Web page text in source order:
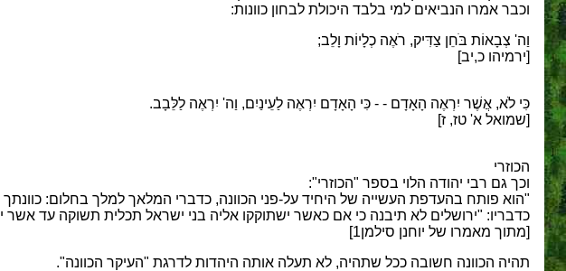
וכבר אמרו הנביאים למי בלבד היכולת לבחון כוונות:
וַה' צְבָאוֹת בֹּחֵן צַדִּיק, רֹאֶה כְלָיוֹת וָלֵב;
[ירמיהו כ,יב]
כִּי לֹא, אֲשֶׁר יִרְאֶה הָאָדָם - - כִּי הָאָדָם יִרְאֶה לַעֵינַיִם, וַה' יִרְאֶה לַלֵּבָב.
[שמואל א' טז, ז]
הכוזרי
וכך גם רבי יהודה הלוי בספר "הכוזרי":
"הוא פותח בהעדפת העשייה של היחיד על-פני הכוונה, כדברי המלאך למלך בחלום:
כדבריו: "ירושלים לא תיבנה כי אם כאשר ישתוקקו אליה בני ישראל תכלית תשוקה עד אשר
[מתוך מאמרו של יוחנן סילמן1]
תהיה הכוונה חשובה ככל שתהיה, לא תעלה אותה היהדות לדרגת "העיקר הכוונה".